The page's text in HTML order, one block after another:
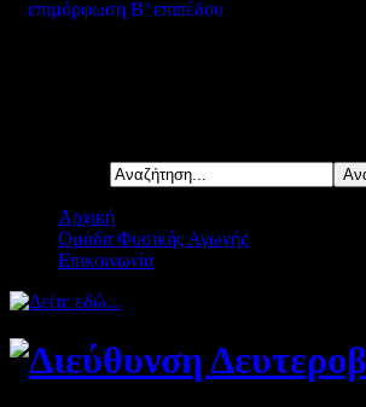
Αρχική
Ομάδα Φυσικής Αγωγής
Επικοινωνία